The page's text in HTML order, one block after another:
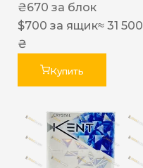
₴670 за блок
$700 за ящик≈ 31 500
₴
Купить